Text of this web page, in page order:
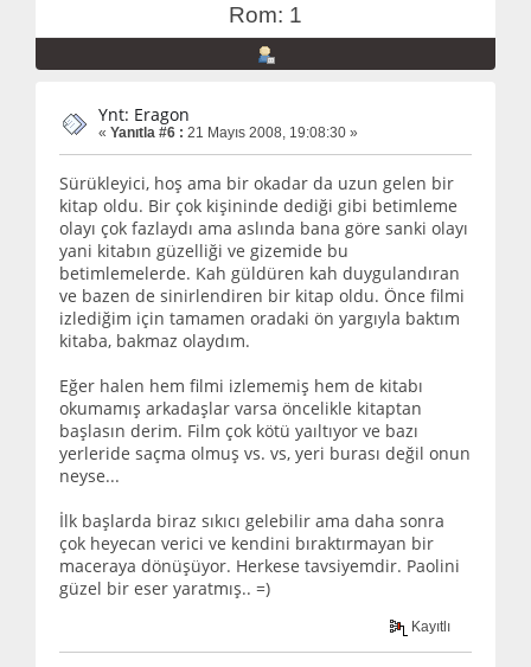
Rom: 1
Ynt: Eragon
« Yanıtla #6 : 21 Mayıs 2008, 19:08:30 »
Sürükleyici, hoş ama bir okadar da uzun gelen bir
kitap oldu. Bir çok kişininde dediği gibi betimleme
olayı çok fazlaydı ama aslında bana göre sanki olayı
yani kitabın güzelliği ve gizemide bu
betimlemelerde. Kah güldüren kah duygulandıran
ve bazen de sinirlendiren bir kitap oldu. Önce filmi
izlediğim için tamamen oradaki ön yargıyla baktım
kitaba, bakmaz olaydım.
Eğer halen hem filmi izlememiş hem de kitabı
okumamış arkadaşlar varsa öncelikle kitaptan
başlasın derim. Film çok kötü yaıltıyor ve bazı
yerleride saçma olmuş vs. vs, yeri burası değil onun
neyse...
İlk başlarda biraz sıkıcı gelebilir ama daha sonra
çok heyecan verici ve kendini bıraktırmayan bir
maceraya dönüşüyor. Herkese tavsiyemdir. Paolini
güzel bir eser yaratmış.. =)
Kayıtlı